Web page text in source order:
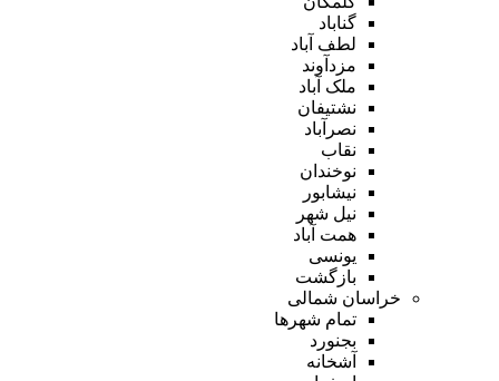
گناباد
لطف آباد
مزدآوند
ملک آباد
نشتیفان
نصرآباد
نقاب
نوخندان
نیشابور
نیل شهر
همت آباد
یونسی
بازگشت
خراسان شمالی
تمام شهر‌ها
بجنورد
آشخانه